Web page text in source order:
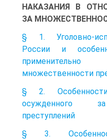
НАКАЗАНИЯ В
ЗА
§ 1. Уголовно-
России и
множественности
§ 2.
осужденного
преступлений
§ 3.